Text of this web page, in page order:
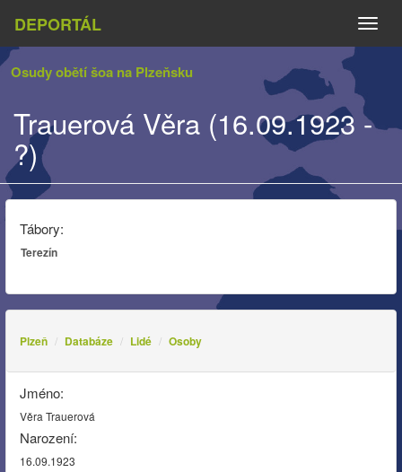
DEPORTÁL
Osudy obětí šoa na Plzeňsku
Trauerová Věra (16.09.1923 -
?)
Tábory:
Terezín
Plzeň Databáze Lidé Osoby
Jméno:
Věra Trauerová
Narození:
16.09.1923